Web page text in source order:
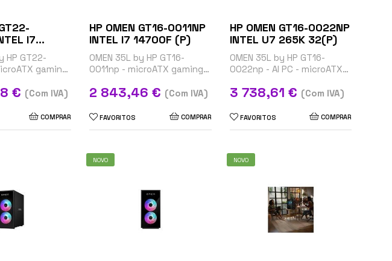
I7
HP GT22-
gaming
GB - SSD 1 TB
€ (Com IVA)
COMPRAR
HP OMEN GT16-0011NP
INTEL I7 14700F (P)
OMEN 35L by HP GT16-
0011np - microATX gaming -
GHz - RAM 32 GB - SSD 1 TB
- NVMe -...
Preço
2 843,46 € (Com IVA)
FAVORITOS COMPRAR
HP OMEN GT16-0022NP
INTEL U7 265K 32(P)
OMEN 35L by HP GT16-
0022np - AI PC - microATX
até 5.5 GHz - RAM 32 GB -
SSD 1 TB - NVMe,...
Preço
3 738,61 € (Com IVA)
FAVORITOS COMPRAR
NOVO NOVO